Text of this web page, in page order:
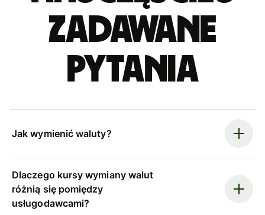
zadawane
pytania
Jak wymienić waluty?
Dlaczego kursy wymiany walut
różnią się pomiędzy
usługodawcami?